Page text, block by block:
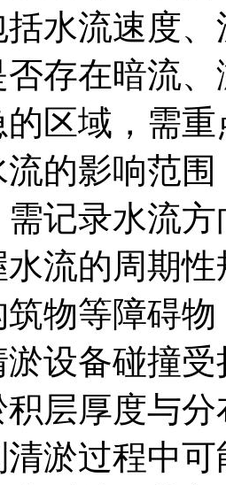
水流速度
否存在暗流
区域，需
的影响范
记录水流
流的周期
物等障碍
设备碰撞
层厚度与
淤过程中